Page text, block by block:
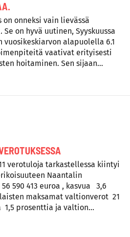
onneksi vain lievässä
Se on hyvä uutinen, Syyskuussa
alapuolella 6.1
vaativat erityisesti
hoitaminen. Sen sijaan…
verotuloja tarkastellessa kiintyi
Naantalin
590 413 euroa , kasvua 3,6
maksamat valtionverot 21
1,5 prosenttia ja valtion…